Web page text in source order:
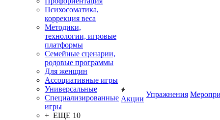
Психосоматика,
коррекция веса
Методики,
технологии, игровые
платформы
Семейные сценарии,
родовые программы
Для женщин
Ассоциативные игры
Универсальные
Специализированные
игры
+ ЕЩЕ 10
Акции
Упражнения